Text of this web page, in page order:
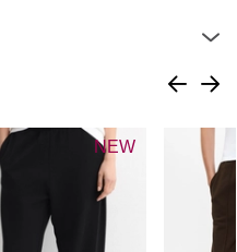
NEW